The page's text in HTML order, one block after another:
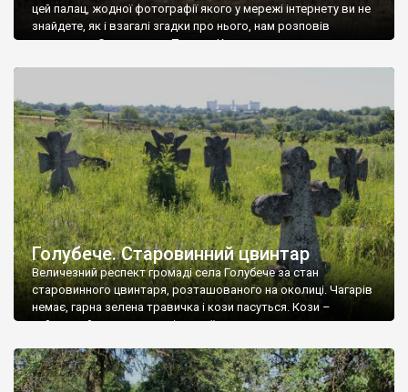
цей палац, жодної фотографії якого у мережі інтернету ви не
знайдете, як і взагалі згадки про нього, нам розповів
мешканець Самгородка. Палац у Красному вразив не лише
Голубече. Старовинний цвинтар
Величезний респект громаді села Голубече за стан
старовинного цвинтаря, розташованого на околиці. Чагарів
немає, гарна зелена травичка і кози пасуться. Кози –
найкращий регулятор шкідливої, для старих кладовищ,
бруньками, кози ті бруньки обгризають, бо то улюблений
делікатес. На цвинтарі у Голубечому ціла колекція